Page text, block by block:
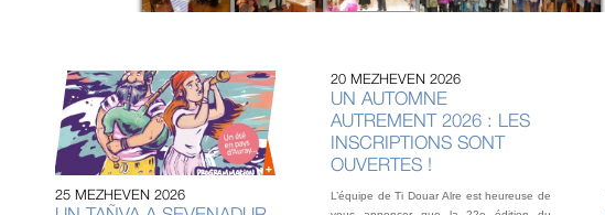
25 MEZHEVEN 2026
20 MEZHEVEN 2026
UN AUTOMNE
AUTREMENT 2026 : LES
INSCRIPTIONS SONT
OUVERTES !
L’équipe de Ti Douar Alre est heureuse de